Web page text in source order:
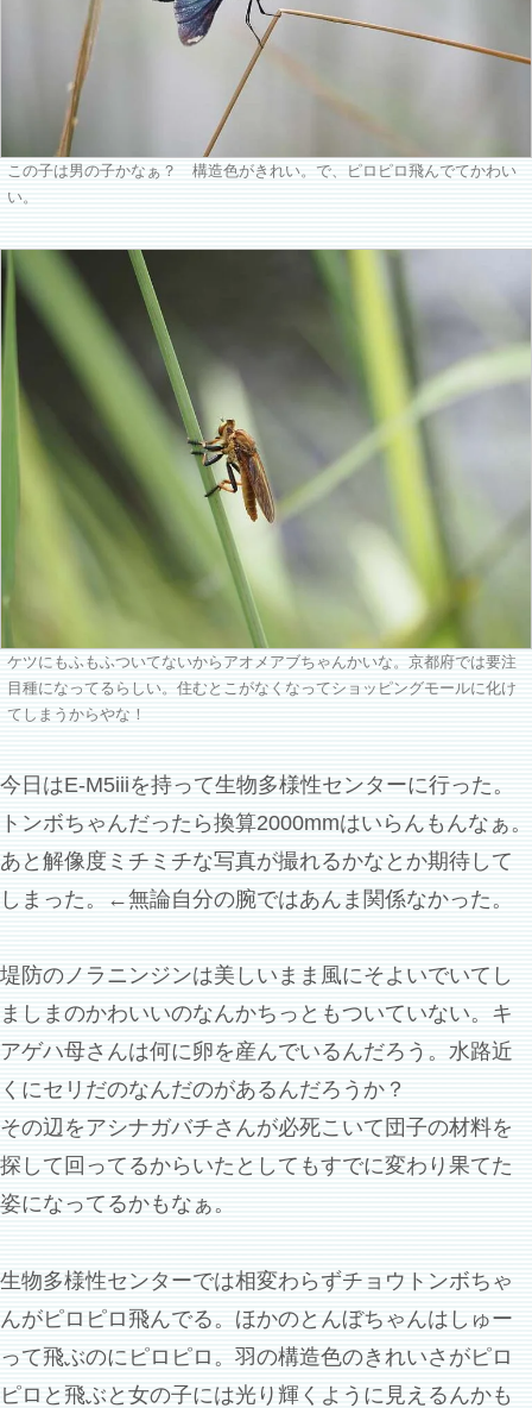
この子は男の子かなぁ？ 構造色がきれい。で、ピロピロ飛んでてかわい
い。
ケツにもふもふついてないからアオメアブちゃんかいな。京都府では要注
目種になってるらしい。住むとこがなくなってショッピングモールに化け
てしまうからやな！
今日はE-M5iiiを持って生物多様性センターに行った。
トンボちゃんだったら換算2000mmはいらんもんなぁ。
あと解像度ミチミチな写真が撮れるかなとか期待して
しまった。←無論自分の腕ではあんま関係なかった。
堤防のノラニンジンは美しいまま風にそよいでいてし
ましまのかわいいのなんかちっともついていない。キ
アゲハ母さんは何に卵を産んでいるんだろう。水路近
くにセリだのなんだのがあるんだろうか？
その辺をアシナガバチさんが必死こいて団子の材料を
探して回ってるからいたとしてもすでに変わり果てた
姿になってるかもなぁ。
生物多様性センターでは相変わらずチョウトンボちゃ
んがピロピロ飛んでる。ほかのとんぼちゃんはしゅー
って飛ぶのにピロピロ。羽の構造色のきれいさがピロ
ピロと飛ぶと女の子には光り輝くように見えるんかも